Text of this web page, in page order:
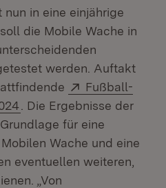
in eine einjährige
die Mobile Wache in
werden. Auftakt
Extern:
Fußball-
(Öffnet in neuem Fenster)
. Die Ergebnisse der
für eine
Wache und eine
eventuellen weiteren,
„Von